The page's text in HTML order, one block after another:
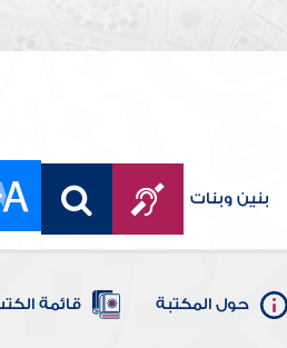
بنين وبنات
حول المكتبة قائمة